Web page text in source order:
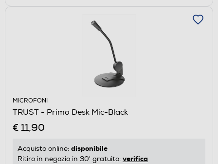
MICROFONI
TRUST - Primo Desk Mic-Black
€ 11,90
Acquisto online: disponibile
Ritiro in negozio in 30' gratuito: verifica